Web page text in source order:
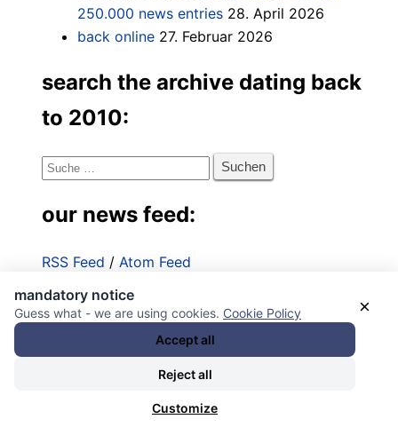
250.000 news entries 28. April 2026
back online 27. Februar 2026
search the archive dating back
to 2010:
Suche
our news feed:
RSS Feed / Atom Feed
Impressum
Datenschutzerklärung
×
mandatory notice
Guess what - we are using cookies. Cookie Policy
Accept all
Reject all
Customize